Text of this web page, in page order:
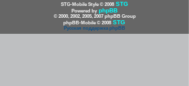
STG-Mobile Style © 2008 STG
Powered by phpBB
© 2000, 2002, 2005, 2007 phpBB Group
phpBB-Mobile © 2008 STG
Русская поддержка phpBB